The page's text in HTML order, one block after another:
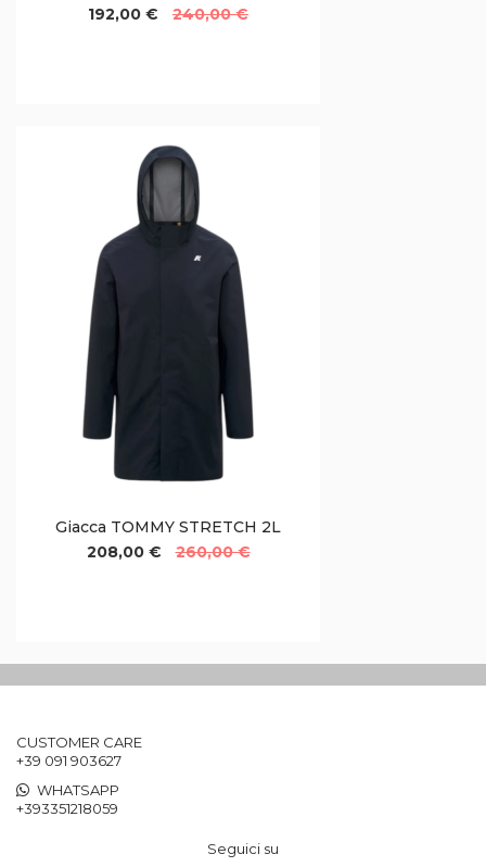
192,00 €
240,00 €
Giacca TOMMY STRETCH 2L
208,00 €
260,00 €
CUSTOMER CARE
+39 091 903627
WHATSAPP
+393351218059
Seguici su